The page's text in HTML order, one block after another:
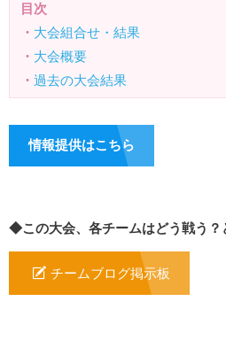
目次
・ 大会組合せ・結果
・ 大会概要
・ 過去の大会結果
情報提供はこちら
◆この大会、各チームはどう戦う？
チームブログ掲示板